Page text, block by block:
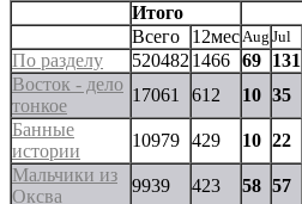
Итого
Всего
12мес Aug Jul
По разделу 520482 1466 69 131
Восток - дело
тонкое
17061 612 10 35
Банные
истории
10979 429 10 22
Мальчики из
Оксва
9939 423 58 57